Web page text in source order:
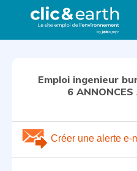
Emploi ingenieur
6 ANNONCES
Créer une alerte e-